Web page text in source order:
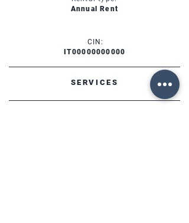
Annual Rent
CIN:
IT00000000000
SERVICES